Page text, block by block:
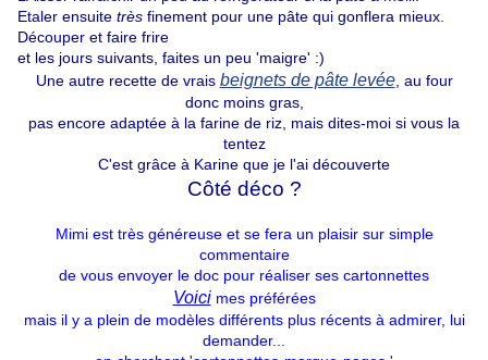
Etaler ensuite très finement pour une pâte qui gonflera mieux.
Découper et faire frire
et les jours suivants, faites un peu 'maigre' :)
Une autre recette de vrais beignets de pâte levée, au four
donc moins gras,
pas encore adaptée à la farine de riz, mais dites-moi si vous la
tentez
C'est grâce à Karine que je l'ai découverte
Côté déco ?
Mimi est très généreuse et se fera un plaisir sur simple
commentaire
de vous envoyer le doc pour réaliser ses cartonnettes
Voicimes préférées
mais il y a plein de modèles différents plus récents à admirer, lui
demander...